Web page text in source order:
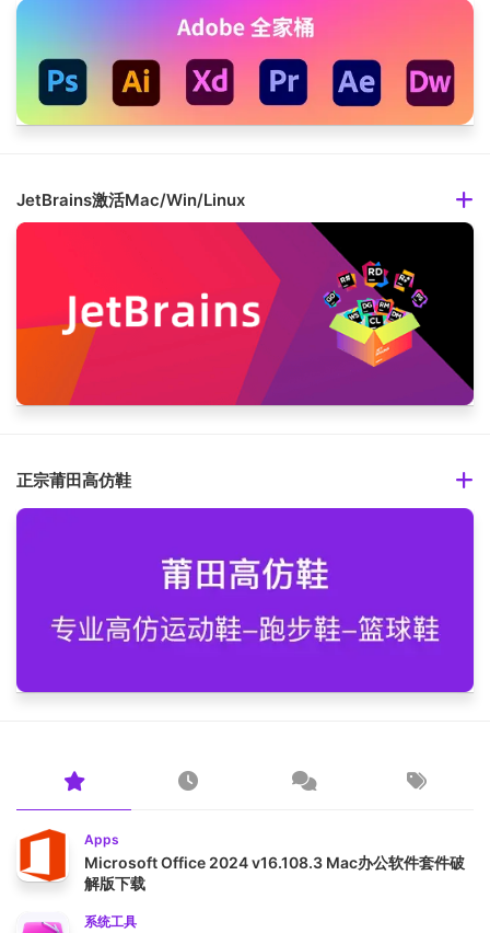
JetBrains激活Mac/Win/Linux
正宗莆田高仿鞋
Apps
Microsoft Office 2024 v16.108.3 Mac办公软件套件破
解版下载
系统工具